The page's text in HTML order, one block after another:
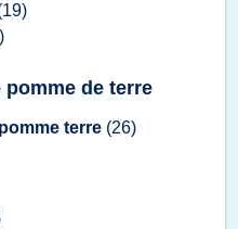
de terre
pomme terre (26)